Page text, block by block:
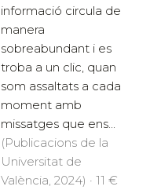
informació circula de
manera
sobreabundant i es
troba a un clic, quan
som assaltats a cada
moment amb
missatges que ens...
(Publicacions de la
Universitat de
València, 2024) · 11 €